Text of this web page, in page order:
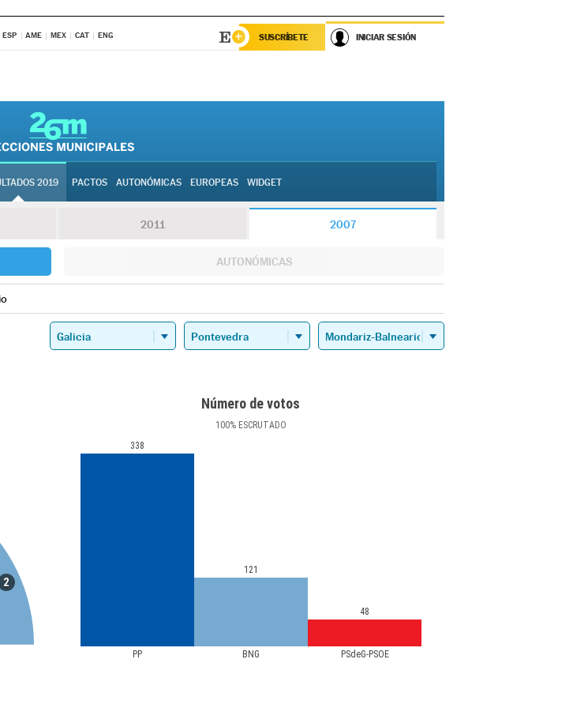
ESP AME MEX CAT ENG SUSCRÍBETE INICIAR SESIÓN
2019 PACTOS AUTONÓMICAS EUROPEAS WIDGET
2011 2007
AUTONÓMICAS
2
Número de votos
100%ESCRUTADO
PP BNG PSdeG-PSOE
338
121
48